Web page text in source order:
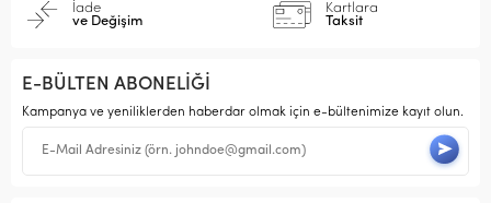
İade
ve Değişim
Kartlara
Taksit
E-BÜLTEN ABONELİĞİ
Kampanya ve yeniliklerden haberdar olmak için e-bültenimize kayıt olun.